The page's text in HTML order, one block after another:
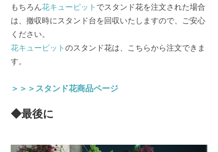
もちろん花キューピット でスタンド花を注文された場合
は、撤収時にスタンド台を回収いたしますので、ご安心
ください。
花キューピットのスタンド花は、こちらから注文できま
す。
＞＞＞スタンド花商品ページ
◆最後に